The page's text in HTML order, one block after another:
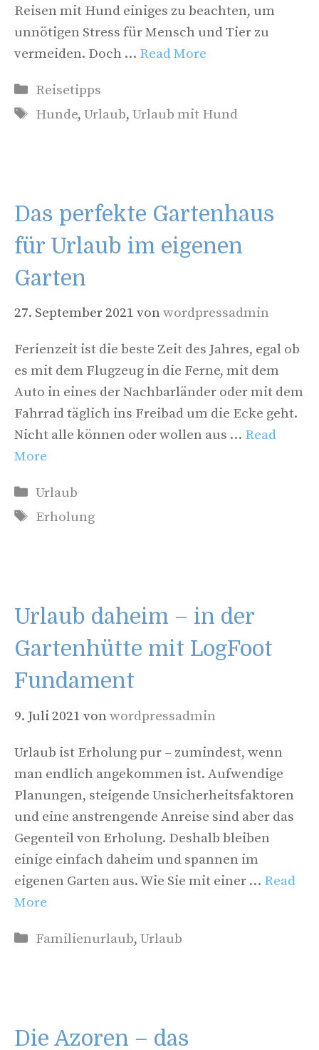
Reisen mit Hund einiges zu beachten, um
unnötigen Stress für Mensch und Tier zu
vermeiden. Doch … Read More
Kategorien
Reisetipps
Schlagwörter
Hunde,Urlaub,Urlaub mit Hund
Das perfekte Gartenhaus
für Urlaub im eigenen
Garten
27. September 2021 von wordpressadmin
Ferienzeit ist die beste Zeit des Jahres, egal ob
es mit dem Flugzeug in die Ferne, mit dem
Auto in eines der Nachbarländer oder mit dem
Fahrrad täglich ins Freibad um die Ecke geht.
Nicht alle können oder wollen aus … Read
More
Kategorien
Urlaub
Schlagwörter
Erholung
Urlaub daheim – in der
Gartenhütte mit LogFoot
Fundament
9. Juli 2021 von wordpressadmin
Urlaub ist Erholung pur – zumindest, wenn
man endlich angekommen ist. Aufwendige
Planungen, steigende Unsicherheitsfaktoren
und eine anstrengende Anreise sind aber das
Gegenteil von Erholung. Deshalb bleiben
einige einfach daheim und spannen im
eigenen Garten aus. Wie Sie mit einer … Read
More
Kategorien
Familienurlaub,Urlaub
Die Azoren – das